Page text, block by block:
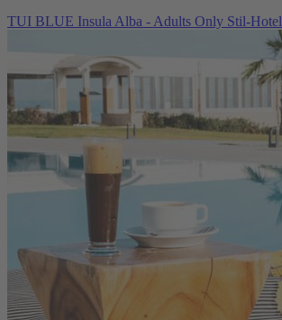
TUI BLUE Insula Alba - Adults Only Stil-Hotel